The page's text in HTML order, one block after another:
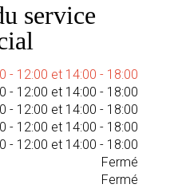
service
- 12:00 et 14:00 - 18:00
- 12:00 et 14:00 - 18:00
- 12:00 et 14:00 - 18:00
- 12:00 et 14:00 - 18:00
- 12:00 et 14:00 - 18:00
Fermé
Fermé